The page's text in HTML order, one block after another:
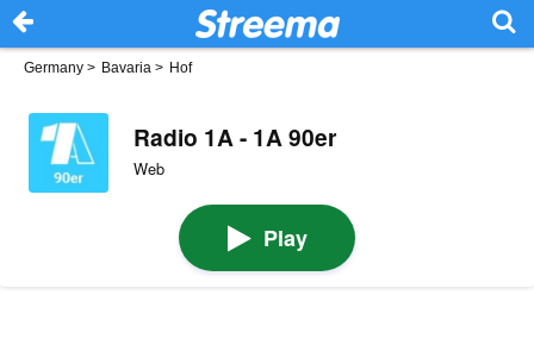
Germany > Bavaria > Hof
Radio 1A - 1A 90er
Web
Play